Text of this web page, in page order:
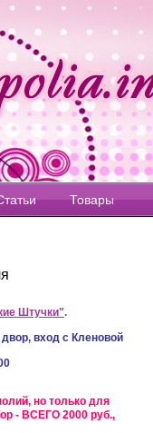
Штучки".
вход с Кленовой
но только для
- ВСЕГО 2000 руб.,
Товары